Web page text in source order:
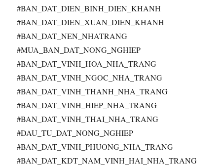
#BAN_DAT_DIEN_BINH_DIEN_KHANH
#BAN_DAT_DIEN_XUAN_DIEN_KHANH
#BAN_DAT_NEN_NHATRANG
#MUA_BAN_DAT_NONG_NGHIEP
#BAN_DAT_VINH_HOA_NHA_TRANG
#BAN_DAT_VINH_NGOC_NHA_TRANG
#BAN_DAT_VINH_THANH_NHA_TRANG
#BAN_DAT_VINH_HIEP_NHA_TRANG
#BAN_DAT_VINH_THAI_NHA_TRANG
#DAU_TU_DAT_NONG_NGHIEP
#BAN_DAT_VINH_PHUONG_NHA_TRANG
#BAN_DAT_KDT_NAM_VINH_HAI_NHA_TRANG